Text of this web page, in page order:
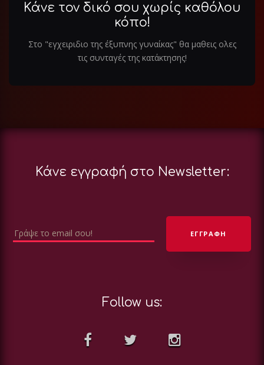
Κάνε τον δικό σου χωρίς καθόλου
κόπο!
Στο "εγχειριδιο της έξυπνης γυναίκας" θα μαθεις ολες
τις συνταγές της κατάκτησης!
Κάνε εγγραφή στο Newsletter:
Follow us: